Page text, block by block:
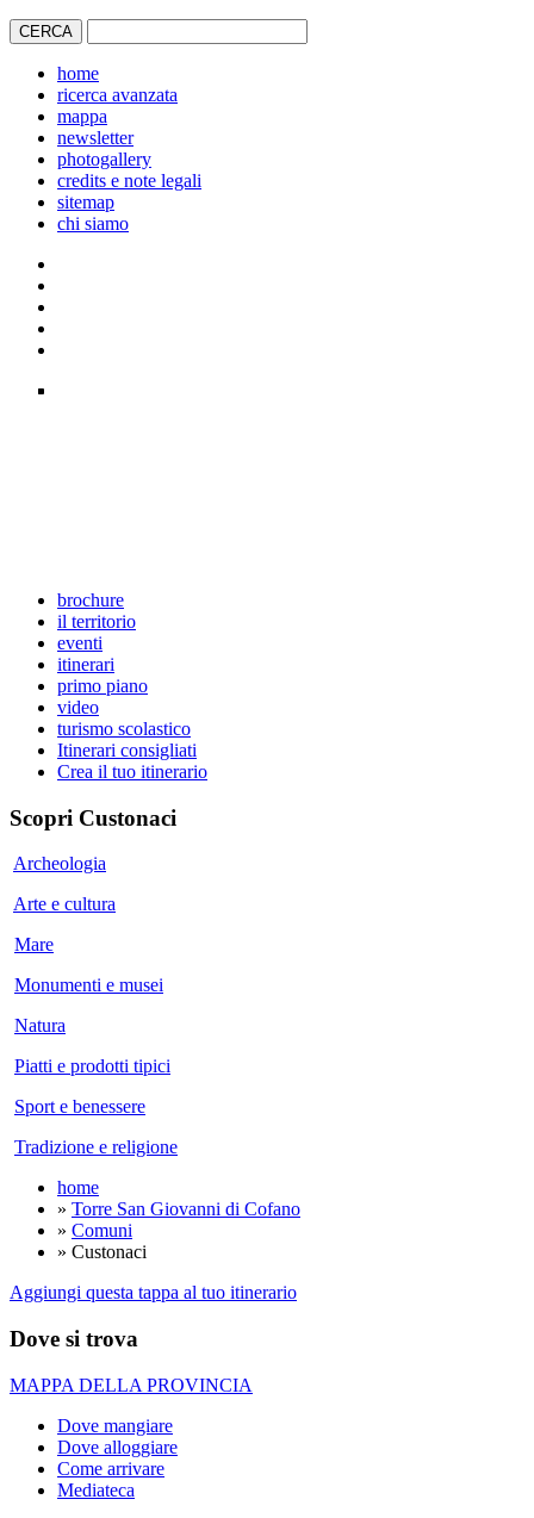
home
ricerca avanzata
mappa
newsletter
photogallery
credits e note legali
sitemap
chi siamo
brochure
il territorio
eventi
itinerari
primo piano
video
turismo scolastico
Itinerari consigliati
Crea il tuo itinerario
Scopri Custonaci
Archeologia
Arte e cultura
Mare
Monumenti e musei
Natura
Piatti e prodotti tipici
Sport e benessere
Tradizione e religione
home
» Torre San Giovanni di Cofano
» Comuni
» Custonaci
Aggiungi questa tappa al tuo itinerario
Dove si trova
MAPPA DELLA PROVINCIA
Dove mangiare
Dove alloggiare
Come arrivare
Mediateca